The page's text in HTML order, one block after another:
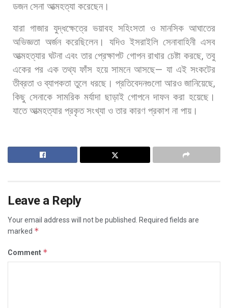
ডজন সেনা আত্মহত্যা করেছেন।
যারা গাজার যুদ্ধক্ষেত্রে ভয়াবহ সহিংসতা ও মানসিক আঘাতের
অভিজ্ঞতা অর্জন করেছিলেন। যদিও ইসরাইলি সেনাবাহিনী এসব
আত্মহত্যার ঘটনা এবং তার প্রেক্ষাপট গোপন রাখার চেষ্টা করছে,তবু
একের পর এক তথ্য ফাঁস হয়ে সামনে আসছে— যা এই সংকটের
তীব্রতা ও ব্যাপকতা তুলে ধরছে। প্রতিবেদনগুলো আরও জানিয়েছে,
কিছু সেনাকে সামরিক মর্যাদা ছাড়াই গোপনে দাফন করা হয়েছে।
যাতে আত্মহত্যার প্রকৃত সংখ্যা ও তার কারণ প্রকাশ না পায়।
Leave a Reply
Your email address will not be published.
Required fields are
marked *
Comment *